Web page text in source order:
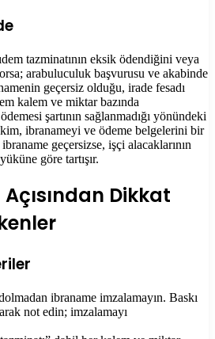
tazminatının eksik ödendiğini veya
arabuluculuk başvurusu ve akabinde
geçersiz olduğu, irade fesadı
kalem ve miktar bazında
şartının sağlanmadığı yönündeki
ibranameyi ve ödeme belgelerini bir
geçersizse, işçi alacaklarının
göre tartışır.
Dikkat
ibraname imzalamayın. Baskı
not edin; imzalamayı